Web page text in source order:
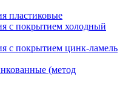
пластиковые
с покрытием холодный
с покрытием цинк-ламель
(метод